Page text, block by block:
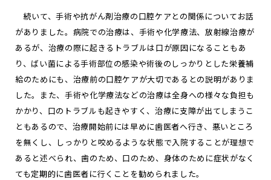
続いて、手術や抗がん剤治療の口腔ケアとの関係についてお話
がありました。病院での治療は、手術や化学療法、放射線治療が
あるが、治療の際に起きるトラブルは口が原因になることもあ
り、ばい菌による手術部位の感染や術後のしっかりとした栄養補
給のためにも、治療前の口腔ケアが大切であるとの説明がありま
した。また、手術や化学療法などの治療は全身への様々な負担も
かかり、口のトラブルも起きやすく、治療に支障が出てしまうこ
ともあるので、治療開始前には早めに歯医者へ行き、悪いところ
を無くし、しっかりと咬めるような状態で入院することが理想で
あると述べられ、歯のため、口のため、身体のために症状がなく
ても定期的に歯医者に行くことを勧められました。